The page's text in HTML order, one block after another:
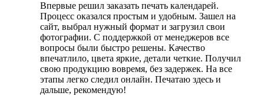
Впервые решил заказать печать календарей.
Процесс оказался простым и удобным. Зашел на
сайт, выбрал нужный формат и загрузил свои
фотографии. С поддержкой от менеджеров все
вопросы были быстро решены. Качество
впечатлило, цвета яркие, детали четкие. Получил
свою продукцию вовремя, без задержек. На все
этапы легко следил онлайн. Печатаю здесь и
дальше, рекомендую!